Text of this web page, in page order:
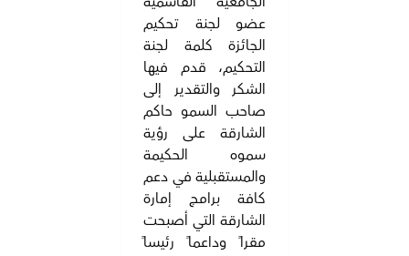
عضو لجنة تحكيم
الجائزة كلمة لجنة
التحكيم، قدم فيها
الشكر والتقدير إلى
صاحب السمو حاكم
الشارقة على رؤية
سموه الحكيمة
والمستقبلية في دعم
كافة برامج إمارة
الشارقة التي أصبحت
مقراً وداعماً رئيساً